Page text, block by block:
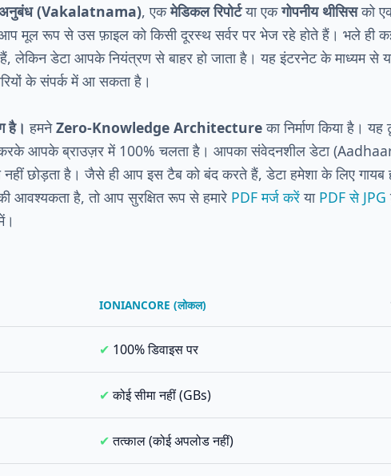
अनुबंध (Vakalatnama), एकमेडिकल रिपोर्टया एकगोपनीय थीसिसको
मूल रूप से उस फ़ाइल को किसी दूरस्थ सर्वर पर भेज रहे होते हैं। भले ही
हैं, लेकिन डेटा आपके नियंत्रण से बाहर हो जाता है। यह इंटरनेट के माध्यम से
के संपर्क में आ सकता है।
है। हमनेZero-Knowledge Architectureका निर्माण किया है।
करके आपके ब्राउज़र में 100% चलता है। आपका संवेदनशील डेटा
छोड़ता है। जैसे ही आप इस टैब को बंद करते हैं, डेटा हमेशा के लिए गायब
आवश्यकता है, तो आप सुरक्षित रूप से हमारे PDF मर्ज करेंया PDF से JPG
IONIANCORE (लोकल)
✔ 100% डिवाइस पर
✔कोई सीमा नहीं (GBs)
✔तत्काल (कोई अपलोड नहीं)